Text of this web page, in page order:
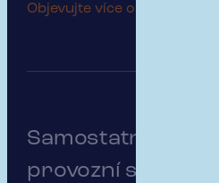
Objevujte více o této pozici
Samostatný/á
provozní správy